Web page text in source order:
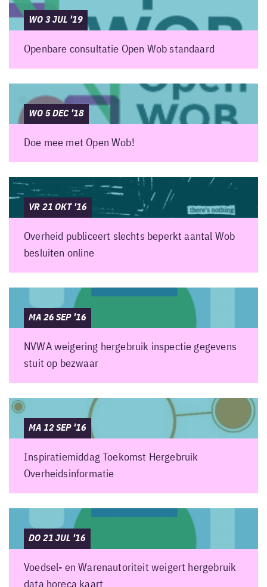
WO 3 JUL '19
Openbare consultatie Open Wob standaard
WO 5 DEC '18
Doe mee met Open Wob!
VR 21 OKT '16
Overheid publiceert slechts beperkt aantal Wob
besluiten online
MA 26 SEP '16
NVWA weigering hergebruik inspectie gegevens
stuit op bezwaar
MA 12 SEP '16
Inspiratiemiddag Toekomst Hergebruik
Overheidsinformatie
DO 21 JUL '16
Voedsel- en Warenautoriteit weigert hergebruik
data horeca kaart